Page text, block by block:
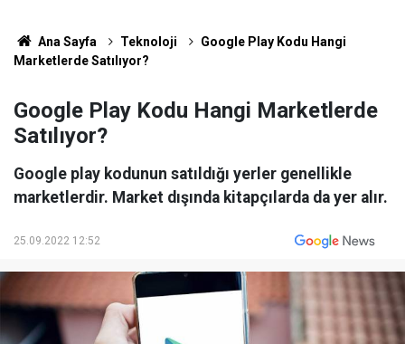
Ana Sayfa Teknoloji
Google Play Kodu Hangi
Marketlerde Satılıyor?
Google Play Kodu Hangi Marketlerde
Satılıyor?
Google play kodunun satıldığı yerler genellikle
marketlerdir. Market dışında kitapçılarda da yer alır.
25.09.2022 12:52